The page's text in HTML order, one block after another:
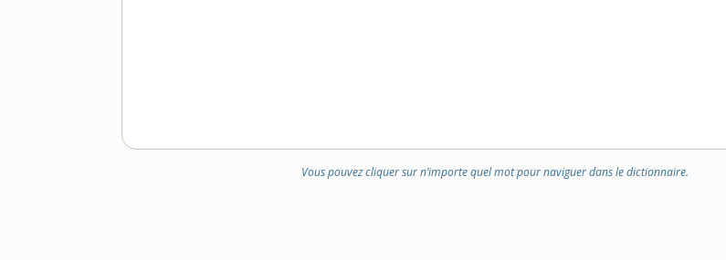
Vous pouvez cliquer sur n’importe quel mot pour naviguer dans le dictionnaire.